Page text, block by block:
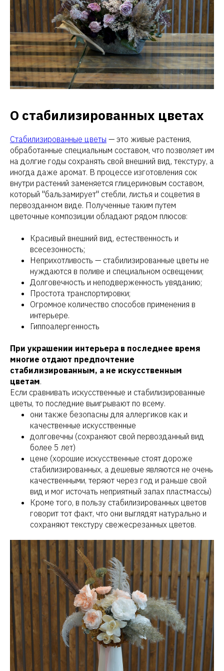
О стабилизированных цветах
Стабилизированные цветы — это живые растения,
обработанные специальным составом, что позволяет им
на долгие годы сохранять свой внешний вид, текстуру, а
иногда даже аромат. В процессе изготовления сок
внутри растений заменяется глицериновым составом,
который "бальзамирует" стебли, листья и соцветия в
первозданном виде. Полученные таким путем
цветочные композиции обладают рядом плюсов:
Красивый внешний вид, естественность и
всесезонность;
Неприхотливость — стабилизированные цветы не
нуждаются в поливе и специальном освещении;
Долговечность и неподверженность увяданию;
Простота транспортировки;
Огромное количество способов применения в
интерьере.
Гиппоалергенность
При украшении интерьера в последнее время
многие отдают предпочтение
стабилизированным, а не искусственным
цветам.
Если сравнивать искусственные и стабилизированные
цветы, то последние выигрывают по всему.
они также безопасны для аллергиков как и
качественные искусственные
долговечны (сохраняют свой первозданный вид
более 5 лет)
цене (хорошие искусственные стоят дороже
стабилизированных, а дешевые являются не очень
качественными, теряют через год и раньше свой
вид и мог источать неприятный запах пластмассы)
Кроме того, в пользу стабилизированных цветов
говорит тот факт, что они выглядят натурально и
сохраняют текстуру свежесрезанных цветов.